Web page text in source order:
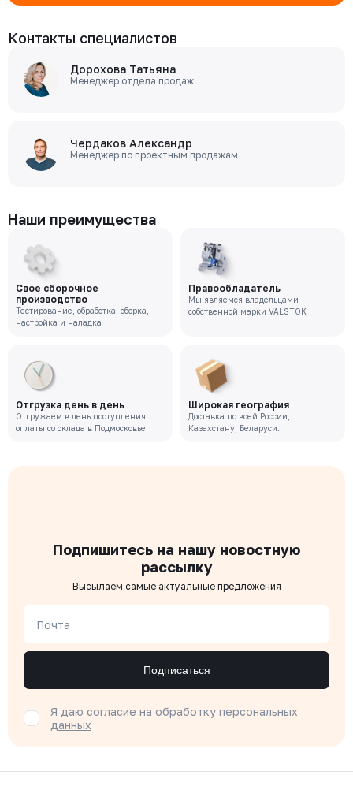
Контакты специалистов
Дорохова Татьяна
Менеджер отдела продаж
Чердаков Александр
Менеджер по проектным продажам
Наши преимущества
Свое сборочное
производство
Тестирование, обработка, сборка,
настройка и наладка
Правообладатель
Мы являемся владельцами
собственной марки VALSTOK
Отгрузка день в день
Отгружаем в день поступления
оплаты со склада в Подмосковье
Широкая география
Доставка по всей России,
Казахстану, Беларуси.
Подпишитесь на нашу новостную
рассылку
Высылаем самые актуальные предложения
Почта
Подписаться
Я даю согласие на обработку персональных
данных